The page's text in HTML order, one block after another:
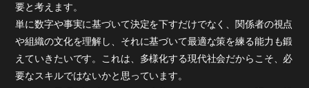
要と考えます。
単に数字や事実に基づいて決定を下すだけでなく、関係者の視点
や組織の文化を理解し、それに基づいて最適な策を練る能力も鍛
えていきたいです。これは、多様化する現代社会だからこそ、必
要なスキルではないかと思っています。